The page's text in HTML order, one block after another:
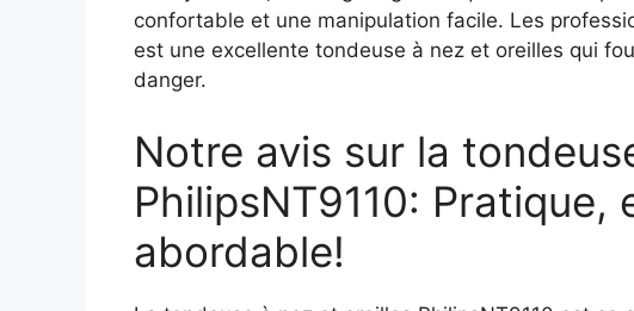
confortable et une manipulation facile. Les
est une excellente tondeuse à nez et oreilles qui
danger.
Notre avis sur la
PhilipsNT9110: Pratique,
abordable!